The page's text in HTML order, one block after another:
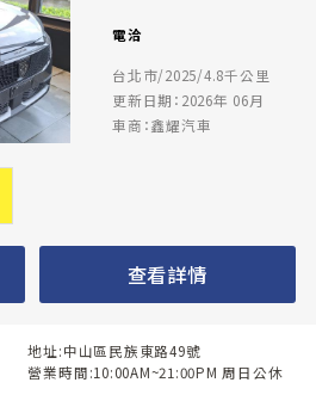
電洽
台北市/2025/4.8千公里
更新日期：2026年 06月
車商：鑫耀汽車
查看詳情
地址:中山區民族東路49號
營業時間:10:00AM~21:00PM 周日公休